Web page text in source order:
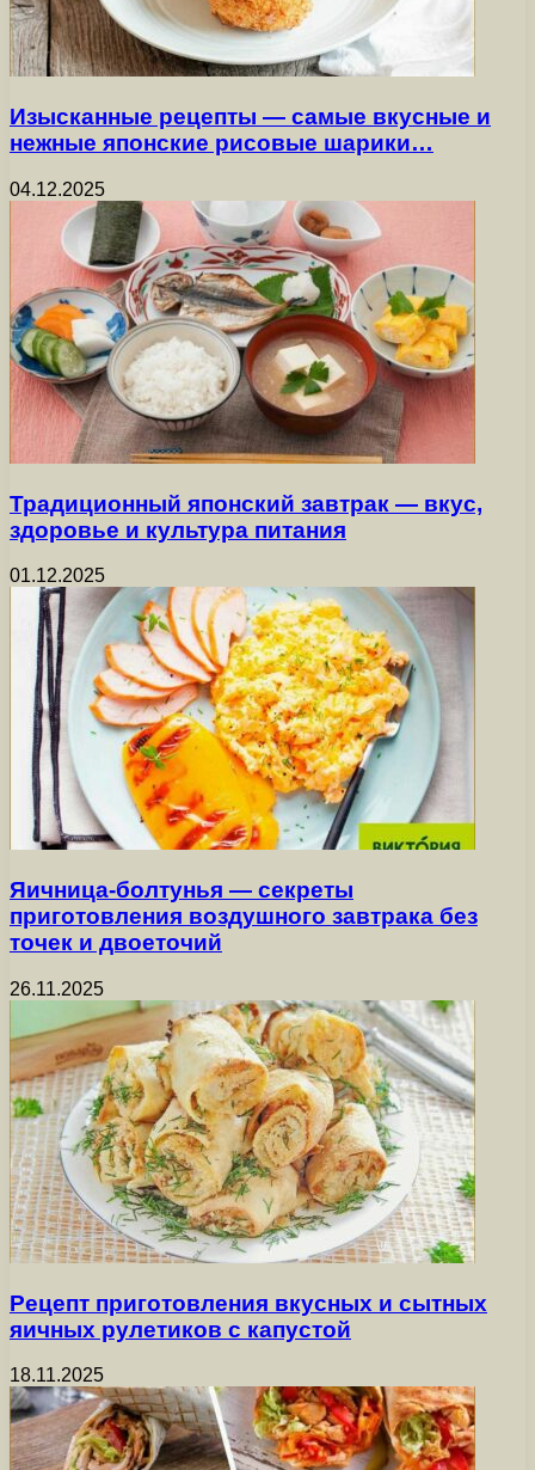
Изысканные рецепты — самые вкусные и
нежные японские рисовые шарики…
04.12.2025
Традиционный японский завтрак — вкус,
здоровье и культура питания
01.12.2025
Яичница-болтунья — секреты
приготовления воздушного завтрака без
точек и двоеточий
26.11.2025
Рецепт приготовления вкусных и сытных
яичных рулетиков с капустой
18.11.2025